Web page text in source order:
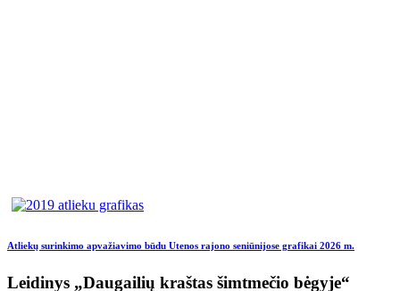
Atliekų surinkimo apvažiavimo būdu Utenos rajono seniūnijose grafikai 2026 m.
Leidinys „Daugailių kraštas šimtmečio bėgyje“